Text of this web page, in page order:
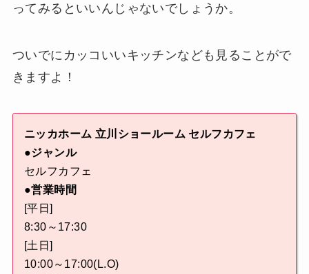
ってみるといいんじゃないでしょうか。
ついでにカッコいいキッチンなども見ることがで
きますよ！
ニッカホーム 立川ショールーム セルフカフェ
●ジャンル
セルフカフェ
●営業時間
[平日]
8:30～17:30
[土日]
10:00～17:00(L.O)